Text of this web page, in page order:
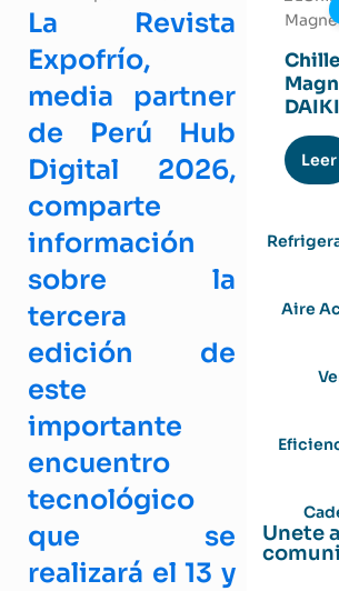
La Revista
Expofrío,
media partner
de Perú Hub
Digital 2026,
comparte
información
sobre la
tercera
edición de
este
importante
encuentro
tecnológico
que se
realizará el 13 y
Leer
Aire
Unete